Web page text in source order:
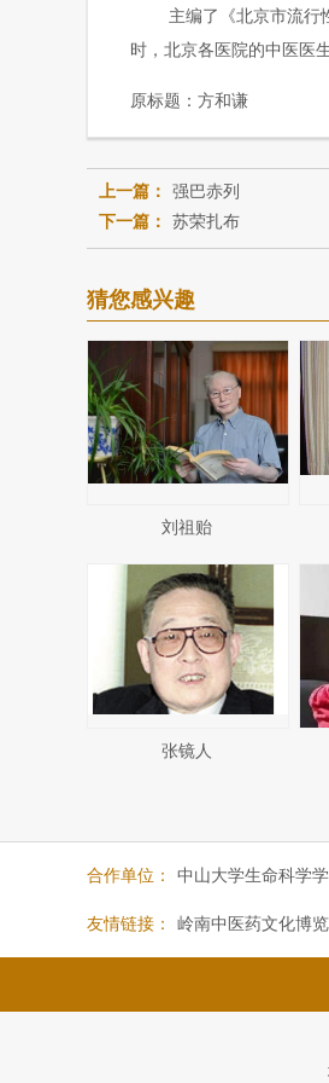
主编了《北京市流行
时，北京各医院的中医医
原标题： 方和谦
上一篇：
强巴赤列
下一篇：
苏荣扎布
猜您感兴趣
刘祖贻
张镜人
合作单位： 中山大学生命科学
友情链接： 岭南中医药文化博